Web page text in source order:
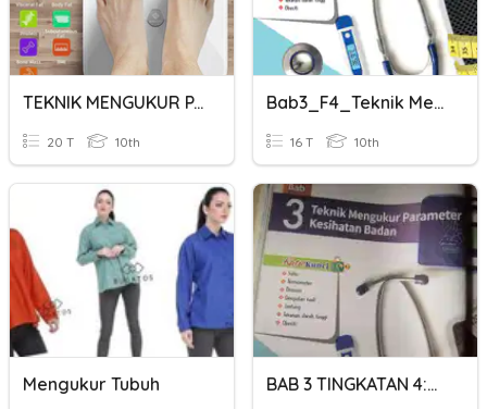
TEKNIK MENGUKUR PARAMETER KESIHATAN BADAN
20 T 10th
Bab3_F4_Teknik Mengukur Parameter Kesihatan Badan
16 T 10th
Mengukur Tubuh BAB 3 TINGKATAN 4:MENGUKUR KESIHATAN BADAN